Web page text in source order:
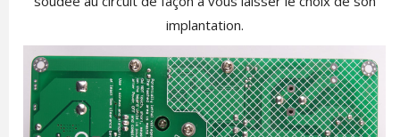
implantation.